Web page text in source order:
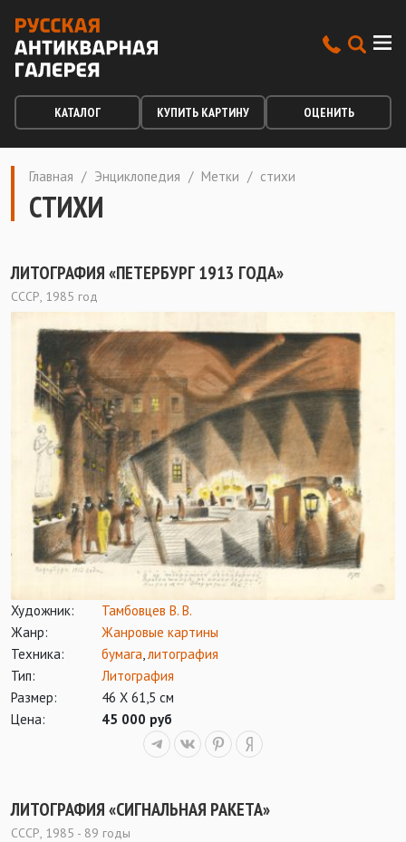
КАТАЛОГ КУПИТЬ КАРТИНУ ОЦЕНИТЬ
Главная / Энциклопедия / Метки / стихи
СТИХИ
ЛИТОГРАФИЯ «ПЕТЕРБУРГ 1913 ГОДА»
СССР, 1985 год
Художник:
Тамбовцев В. В.
Жанр:
Жанровые картины
Техника:
бумага,литография
Тип:
Литография
Размер:
46 Х 61,5 см
Цена:
45 000 руб
ЛИТОГРАФИЯ «СИГНАЛЬНАЯ РАКЕТА»
СССР, 1985 - 89 годы